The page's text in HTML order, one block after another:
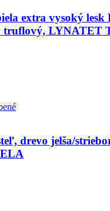
extra vysoký lesk
truflový, LYNATET
drevo jelša/